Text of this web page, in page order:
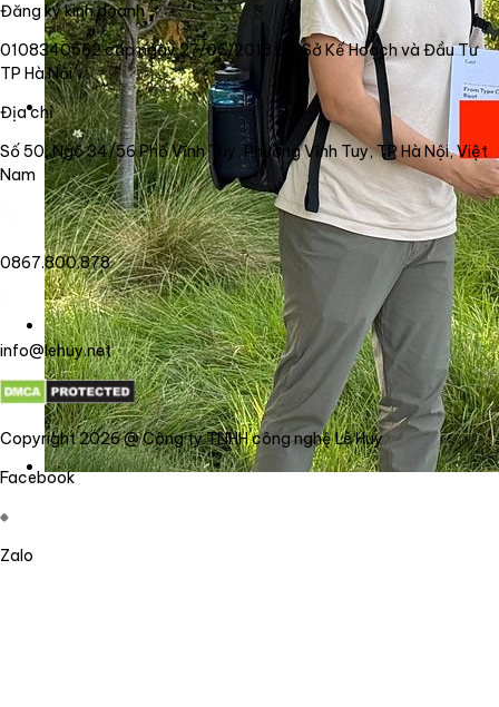
Đăng ký kinh doanh
0108340562 cấp ngày 27/06/2018 bởi Sở Kế Hoạch và Đầu Tư
TP Hà Nội
Địa chỉ
Số 50, Ngõ 34/56 Phố Vĩnh Tuy, Phường Vĩnh Tuy, TP Hà Nội, Việt
Nam
0867.800.878
info@lehuy.net
Copyright 2026 @ Công ty TNHH công nghệ Lê Huy
Facebook
Zalo